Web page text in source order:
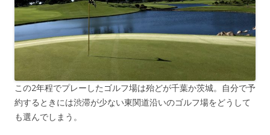
この2年程でプレーしたゴルフ場は殆どが千葉か茨城。自分で予
約するときには渋滞が少ない東関道沿いのゴルフ場をどうして
も選んでしまう。